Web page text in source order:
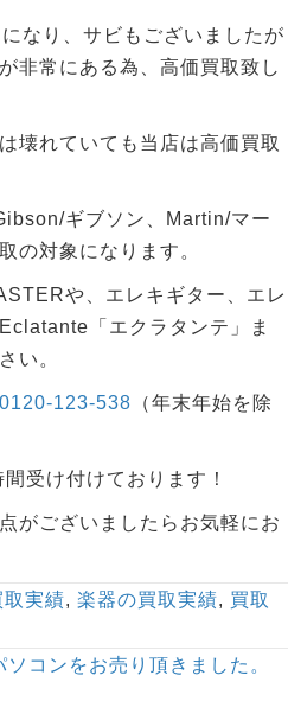
なり、サビもございましたが
非常にある為、高価買取致し
壊れていても当店は高価買取
ギブソン、Martin/マー
の対象になります。
や、エレキギター、エレ
「エクラタンテ」ま
い。
0120-123-538 （年末年始を除
受け付けております！
がございましたらお気軽にお
実績, 楽器の買取実績, 買取
コンをお売り頂きました。